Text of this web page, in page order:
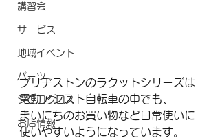
講習会
サービス
地域イベント
パーツ
シクロクロス
お店情報
ブリヂストンのラクットシリーズは
電動アシスト自転車の中でも、
まいにちのお買い物など日常使いに
使いやすいようになっています。